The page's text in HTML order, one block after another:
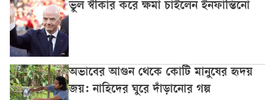
ভুল স্বীকার করে ক্ষমা চাইলেন ইনফান্তিনো
অভাবের আগুন থেকে কোটি মানুষের হৃদয়
জয়: নাহিদের ঘুরে দাঁড়ানোর গল্প